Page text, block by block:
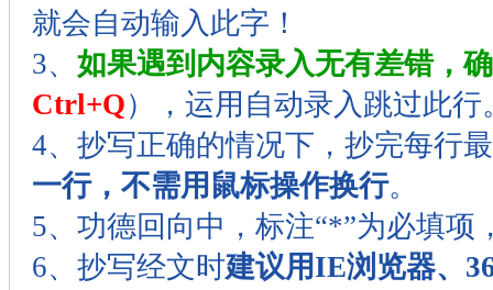
就会自动输入此字！
3、 如果遇到内容录入无有差错，
Ctrl+Q），运用自动录入跳过此行
4、抄写正确的情况下，抄完每行
一行，不需用鼠标操作换行。
5、功德回向中，标注“*”为必填项
6、抄写经文时建议用IE浏览器、